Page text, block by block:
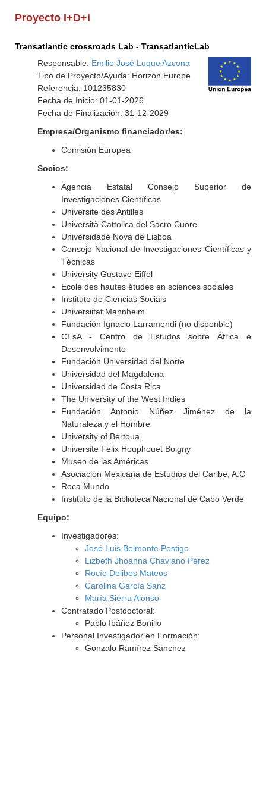
Proyecto I+D+i
Transatlantic crossroads Lab - TransatlanticLab
Responsable: Emilio José Luque Azcona
Tipo de Proyecto/Ayuda: Horizon Europe
Referencia: 101235830
Fecha de Inicio: 01-01-2026
Fecha de Finalización: 31-12-2029
Empresa/Organismo financiador/es:
Comisión Europea
Socios:
Agencia Estatal Consejo Superior de
Investigaciones Científicas
Universite des Antilles
Università Cattolica del Sacro Cuore
Universidade Nova de Lisboa
Consejo Nacional de Investigaciones Científicas y
Técnicas
University Gustave Eiffel
Ecole des hautes études en sciences sociales
Instituto de Ciencias Sociais
Universiitat Mannheim
Fundación Ignacio Larramendi (no disponble)
CEsA - Centro de Estudos sobre África e
Desenvolvimento
Fundación Universidad del Norte
Universidad del Magdalena
Universidad de Costa Rica
The University of the West Indies
Fundación Antonio Núñez Jiménez de la
Naturaleza y el Hombre
University of Bertoua
Universite Felix Houphouet Boigny
Museo de las Américas
Asociación Mexicana de Estudios del Caribe, A.C
Roca Mundo
Instituto de la Biblioteca Nacional de Cabo Verde
Equipo:
Investigadores:
José Luis Belmonte Postigo
Lizbeth Jhoanna Chaviano Pérez
Rocío Delibes Mateos
Carolina García Sanz
María Sierra Alonso
Contratado Postdoctoral:
Pablo Ibáñez Bonillo
Personal Investigador en Formación:
Gonzalo Ramírez Sánchez